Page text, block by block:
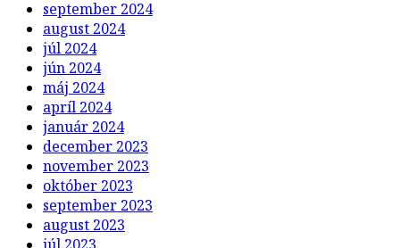
september 2024
august 2024
júl 2024
jún 2024
máj 2024
apríl 2024
január 2024
december 2023
november 2023
október 2023
september 2023
august 2023